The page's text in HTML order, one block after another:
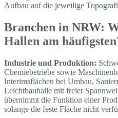
Aufbau auf die jeweilige
Branchen in NRW:
Hallen am
Industrie und Produktion:
Chemiebetriebe sowie
Interimsflächen bei Umbau,
Leichtbauhalle mit freier
übernimmt die Funktion einer
solange die feste Fläche nicht